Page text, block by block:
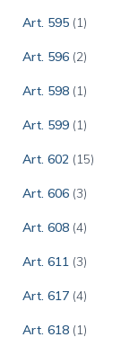
Art. 595 (1)
Art. 596 (2)
Art. 598 (1)
Art. 599 (1)
Art. 602 (15)
Art. 606 (3)
Art. 608 (4)
Art. 611 (3)
Art. 617 (4)
Art. 618 (1)